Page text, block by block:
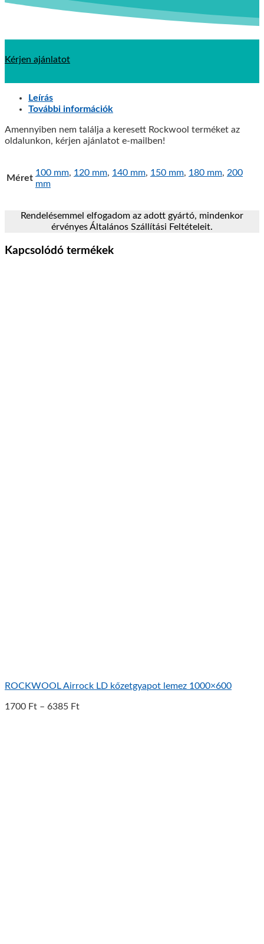
Kérjen ajánlatot
Leírás
További információk
Amennyiben nem találja a keresett Rockwool terméket az
oldalunkon, kérjen ajánlatot e-mailben!
Méret
100 mm, 120 mm, 140 mm, 150 mm, 180 mm, 200
mm
Rendelésemmel elfogadom az adott gyártó, mindenkor
érvényes Általános Szállítási Feltételeit.
Kapcsolódó termékek
ROCKWOOL Airrock LD kőzetgyapot lemez 1000×600
1700 Ft – 6385 Ft